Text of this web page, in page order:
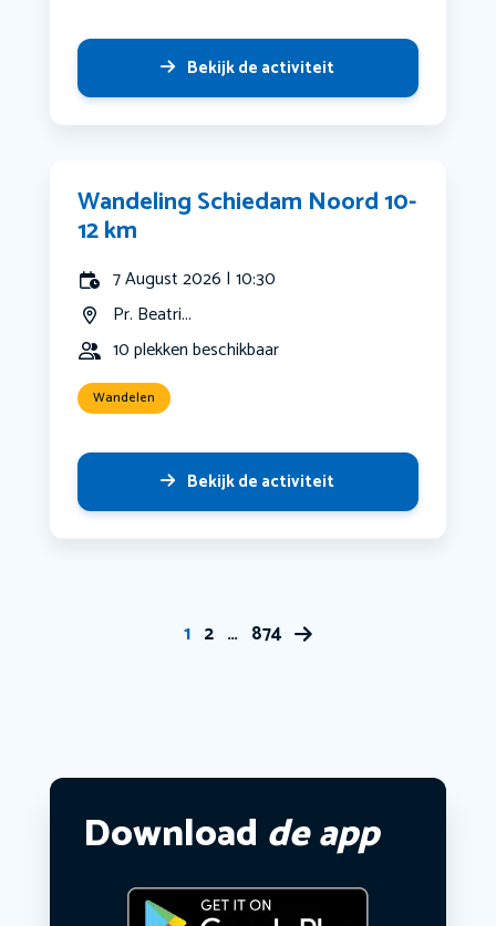
Bekijk de activiteit
Wandeling Schiedam Noord 10-
12 km
7 August 2026 | 10:30
Pr. Beatri...
10 plekken beschikbaar
Wandelen
Bekijk de activiteit
1 2 … 874
Download de app